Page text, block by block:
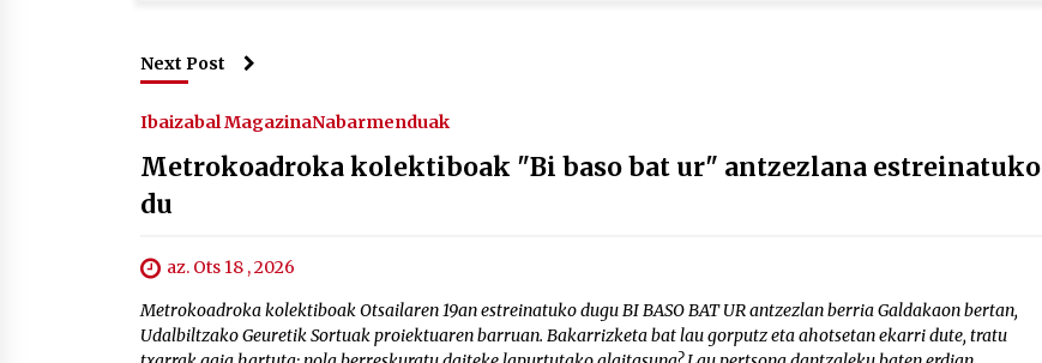
Next Post
Ibaizabal MagazinaNabarmenduak
Metrokoadroka kolektiboak "Bi baso bat ur" antzezlana estreinatuko
du
az. Ots 18 , 2026
Metrokoadroka kolektiboak Otsailaren 19an estreinatuko dugu BI BASO BAT UR antzezlan berria Galdakaon bertan,
Udalbiltzako Geuretik Sortuak proiektuaren barruan. Bakarrizketa bat lau gorputz eta ahotsetan ekarri dute, tratu